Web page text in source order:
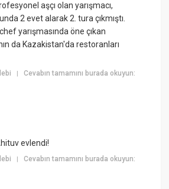
aşçı olan yarışmacı,
2 evet alarak 2. tura çıkmıştı.
yarışmasında öne çıkan
da Kazakistan'da restoranları
|Cevabın tamamını burada okuyun:
evlendi!
|Cevabın tamamını burada okuyun: